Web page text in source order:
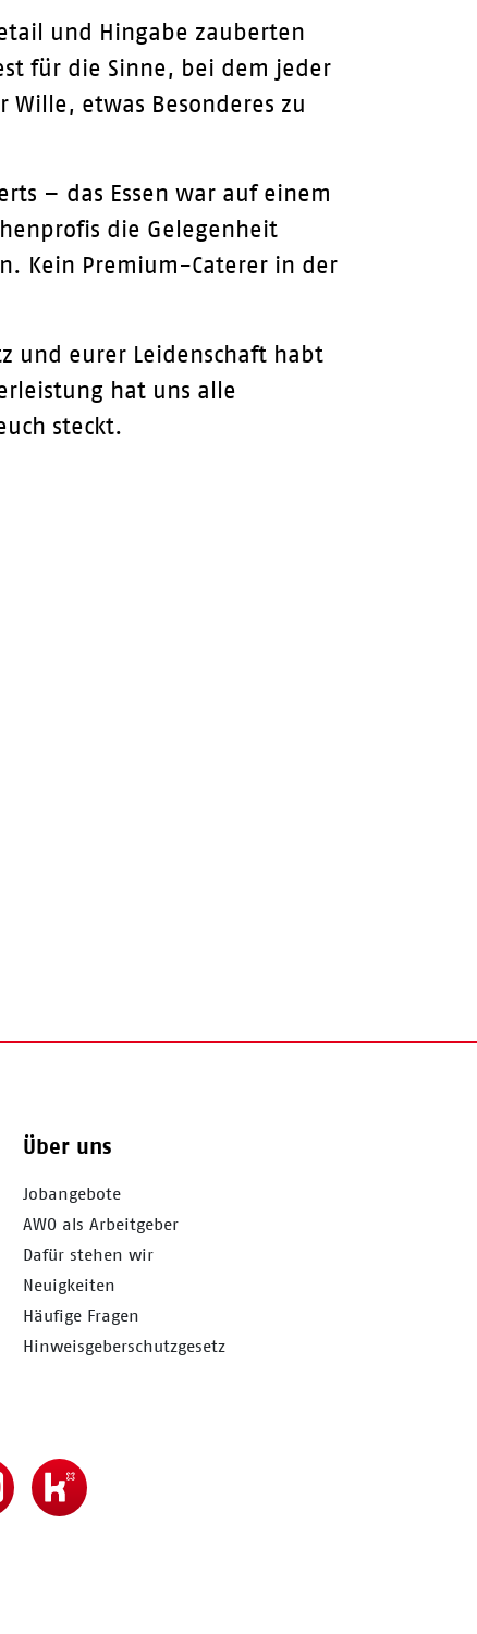
und Hingabe zauberten
für die Sinne, bei dem jeder
Wille, etwas Besonderes zu
– das Essen war auf einem
die Gelegenheit
Kein Premium-Caterer in der
und eurer Leidenschaft habt
hat uns alle
steckt.
Über uns
Jobangebote
AWO als Arbeitgeber
Dafür stehen wir
Neuigkeiten
Häufige Fragen
Hinweisgeberschutzgesetz